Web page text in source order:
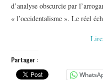
d’analyse obscurcie par
« l’occidentalisme ». Le réel
Partager :